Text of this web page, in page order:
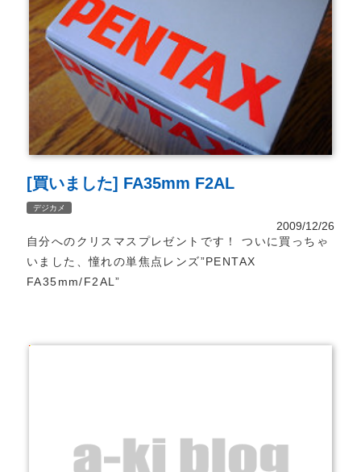
[買いました] FA35mm F2AL
デジカメ
2009/12/26
自分へのクリスマスプレゼントです！ ついに買っちゃ
いました、憧れの単焦点レンズ”PENTAX
FA35mm/F2AL”